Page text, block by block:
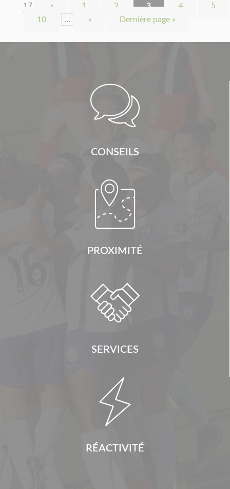
17
« 1 2 3 4
5
10
… » Dernière page »

CONSEILS

PROXIMITÉ

SERVICES

RÉACTIVITÉ